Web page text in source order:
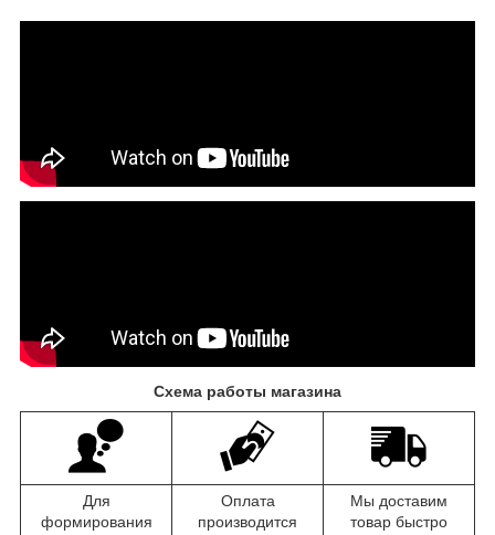
Схема работы магазина
Для
формирования
Оплата
производится
Мы доставим
товар быстро